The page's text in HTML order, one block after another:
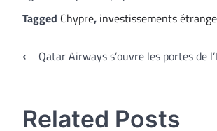
Tagged Chypre, investissements
Navigation
⟵Qatar Airways s’ouvre les portes de
Related Posts